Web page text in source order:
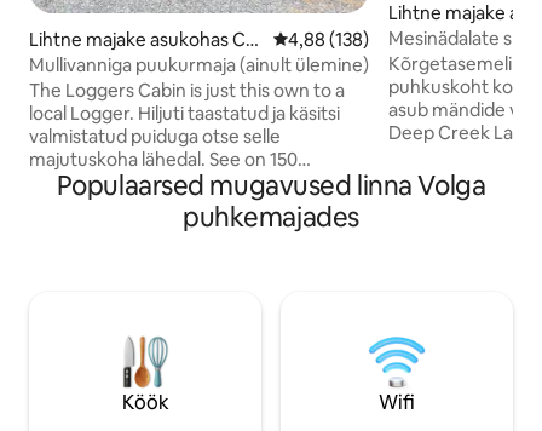
Lihtne majake asukohas Cra
wford
Keskmine hinnang 4,88/5, 138
4,88 (138)
Mullivanniga puukurmaja (ainult ülemine)
The Loggers Cabin is just this own to a
local Logger. Hiljuti taastatud ja käsitsi
valmistatud puiduga otse selle
majutuskoha lähedal. See on 150
vahelduvvoolu talu ja lindude küttimise
kaitseala. Lõõgastu mullivannis,
matkama, võta kaasa oma ATV-d/UTV-d
matkamist, kajakisõitu jne 20 minuti
kaugusel populaarsest Stonewall
Resortist. (NO WIFI, AT&T & Mõned
teised teenusepakkujad on teenus
Lihtne majake
anton
Mesinädalate
Kümblustünn!
Kõrgetasemeline
puhkuskoht koos
asub mändide
Deep Creek
välitelevisioon,
propaaniga
kallimaga
Pakume kõiki
muud! Vaid 15
Resortist.
Populaarsed mugavused linna Volga
puhkemajades
Köök Wifi